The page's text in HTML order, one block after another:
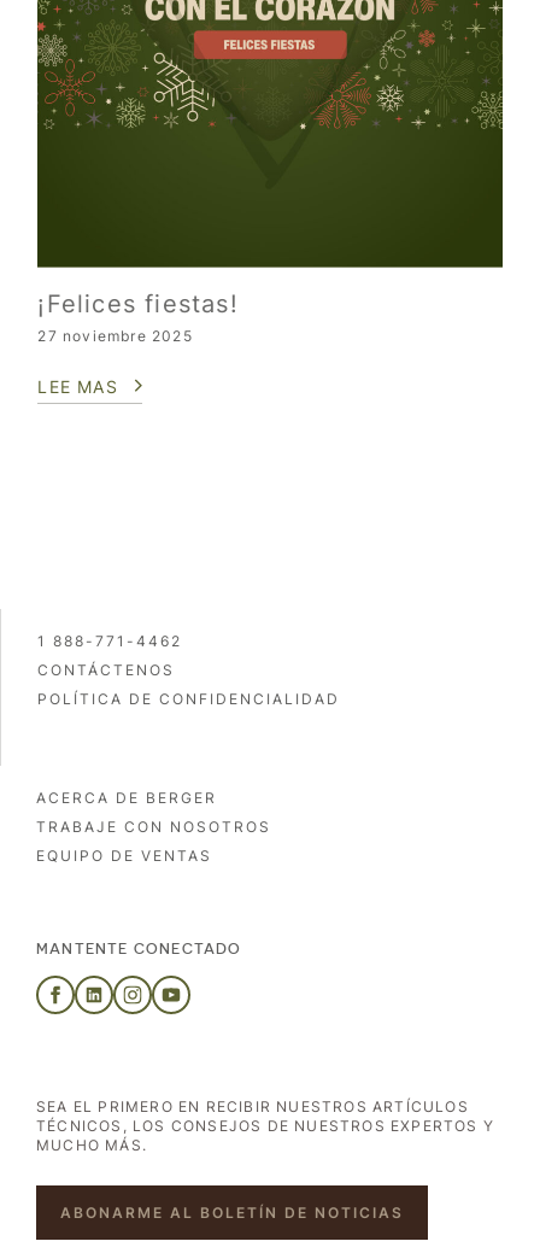
¡Felices fiestas!
27 noviembre 2025
LEE MAS
1 888-771-4462
CONTÁCTENOS
POLÍTICA DE CONFIDENCIALIDAD
ACERCA DE BERGER
TRABAJE CON NOSOTROS
EQUIPO DE VENTAS
MANTENTE CONECTADO
SEA EL PRIMERO EN RECIBIR NUESTROS ARTÍCULOS
TÉCNICOS, LOS CONSEJOS DE NUESTROS EXPERTOS Y
MUCHO MÁS.
ABONARME AL BOLETÍN DE NOTICIAS